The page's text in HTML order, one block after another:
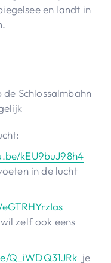
en landt in
Schlossalmbahn
kEU9buJ98h4
in de lucht
zelf ook eens
Q_iWDQ31JRk je